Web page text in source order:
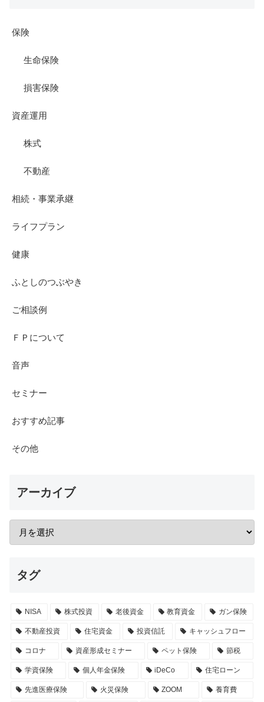
保険
生命保険
損害保険
資産運用
株式
不動産
相続・事業承継
ライフプラン
健康
ふとしのつぶやき
ご相談例
ＦＰについて
音声
セミナー
おすすめ記事
その他
アーカイブ
タグ
NISA 株式投資 老後資金 教育資金 ガン保険
不動産投資 住宅資金 投資信託 キャッシュフロー
コロナ 資産形成セミナー ペット保険 節税
学資保険 個人年金保険 iDeCo 住宅ローン
先進医療保険 火災保険 ZOOM 養育費